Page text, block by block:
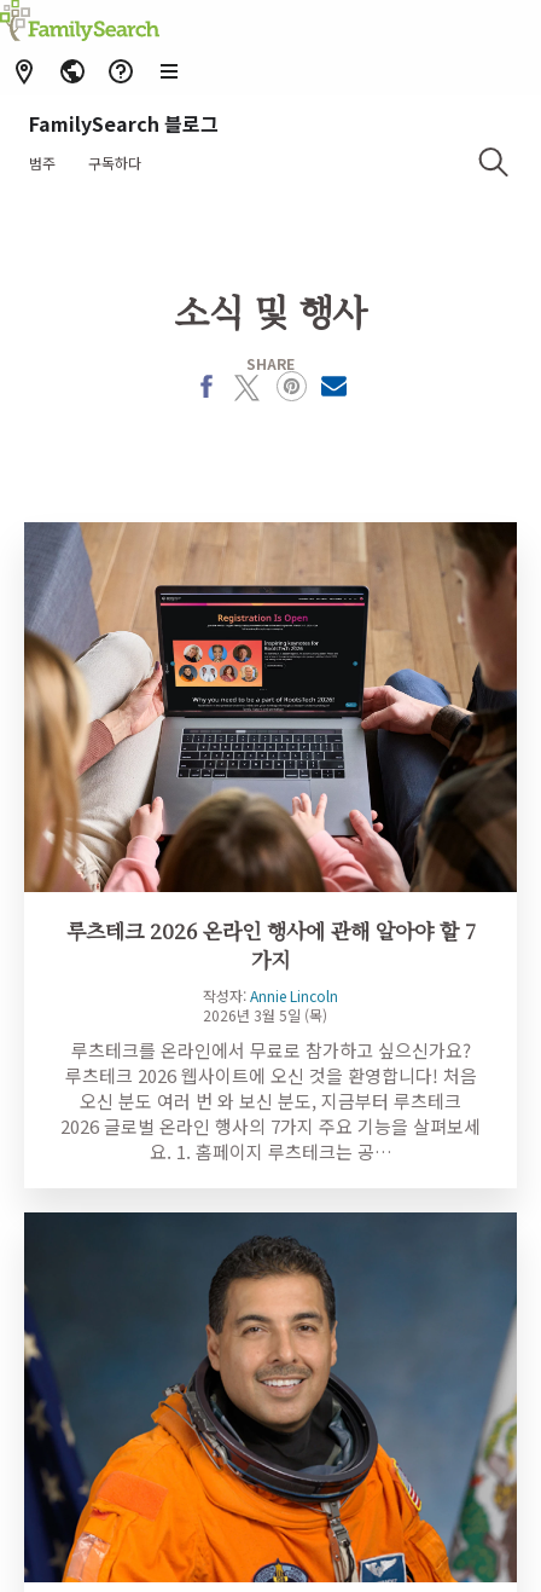
FamilySearch 블로그
범주 구독하다
소식 및 행사
SHARE
X
루츠테크 2026 온라인 행사에 관해 알아야 할 7
가지
작성자:Annie Lincoln
2026년 3월 5일 (목)
루츠테크를 온라인에서 무료로 참가하고 싶으신가요?
루츠테크 2026 웹사이트에 오신 것을 환영합니다! 처음
오신 분도 여러 번 와 보신 분도, 지금부터 루츠테크
2026 글로벌 온라인 행사의 7가지 주요 기능을 살펴보세
요. 1. 홈페이지 루츠테크는 공…